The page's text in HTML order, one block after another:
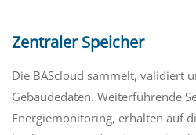
Zentraler Speicher
Die BAScloud sammelt, validiert
Gebäudedaten. Weiterführende
Energiemonitoring, erhalten auf